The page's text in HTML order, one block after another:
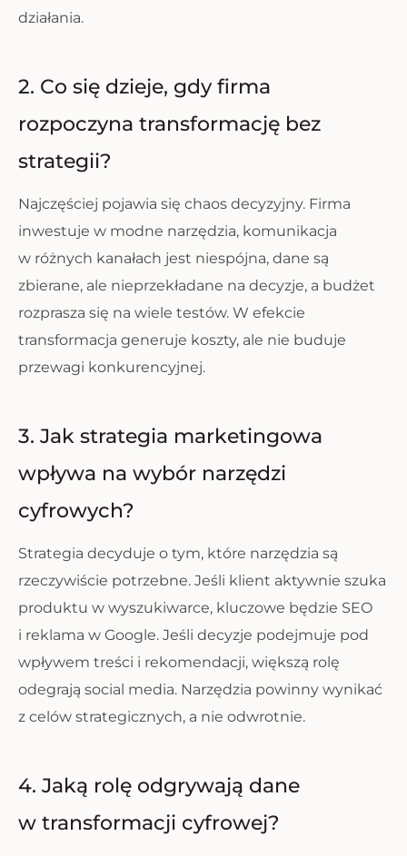
działania.
2. Co się dzieje, gdy firma
rozpoczyna transformację bez
strategii?
Najczęściej pojawia się chaos decyzyjny. Firma
inwestuje w modne narzędzia, komunikacja
w różnych kanałach jest niespójna, dane są
zbierane, ale nieprzekładane na decyzje, a budżet
rozprasza się na wiele testów. W efekcie
transformacja generuje koszty, ale nie buduje
przewagi konkurencyjnej.
3. Jak strategia marketingowa
wpływa na wybór narzędzi
cyfrowych?
Strategia decyduje o tym, które narzędzia są
rzeczywiście potrzebne. Jeśli klient aktywnie szuka
produktu w wyszukiwarce, kluczowe będzie SEO
i reklama w Google. Jeśli decyzje podejmuje pod
wpływem treści i rekomendacji, większą rolę
odegrają social media. Narzędzia powinny wynikać
z celów strategicznych, a nie odwrotnie.
4. Jaką rolę odgrywają dane
w transformacji cyfrowej?